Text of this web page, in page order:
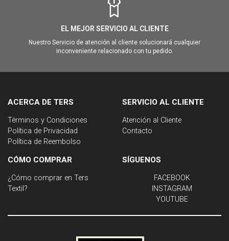
EL MEJOR SERVICIO AL CLIENTE
Nuestro Servicio de atención al cliente solucionará cualquier
inconveniente relacionado con tu pedido.
ACERCA DE TERS
Términos y Condiciones
Política de Privacidad
Política de Reembolso
SERVICIO AL CLIENTE
Atención al Cliente
Contacto
CÓMO COMPRAR
¿Cómo comprar en Ters
Textil?
SÍGUENOS
FACEBOOK
INSTAGRAM
YOUTUBE